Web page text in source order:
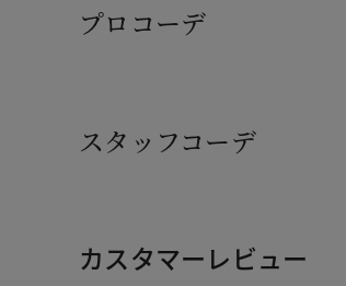
プロコーデ
スタッフコーデ
カスタマーレビュー